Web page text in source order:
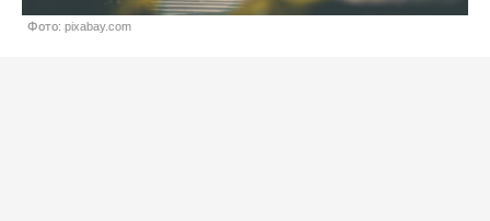
Фото: pixabay.com